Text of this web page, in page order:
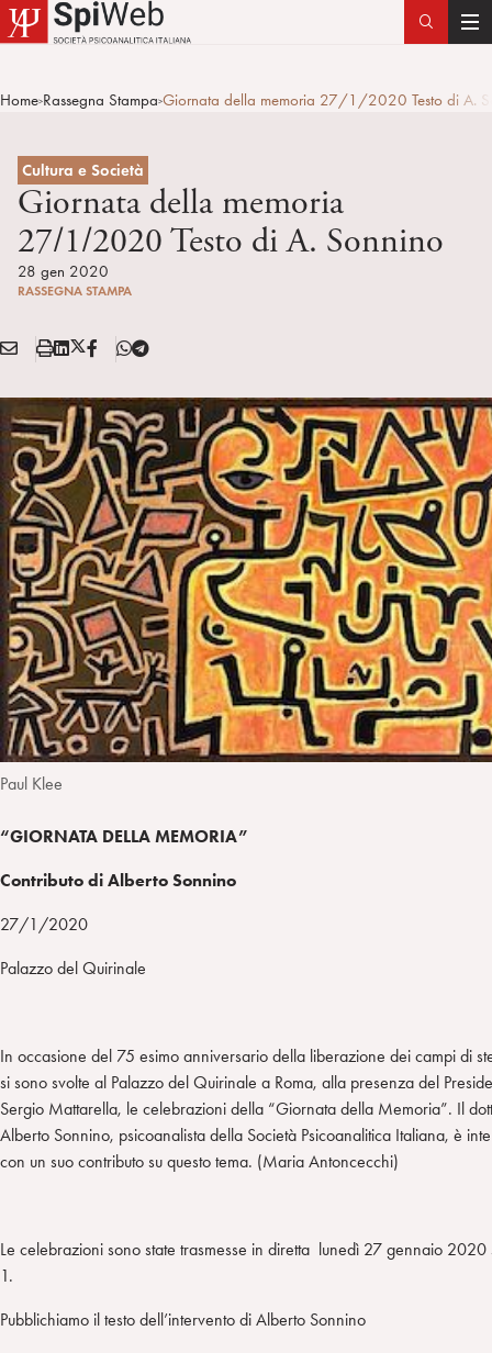
T
g
o
n
Home>Rassegna Stampa>Giornata della memoria 27/1/2020 Testo di A.
Cultura e Società
Giornata della memoria
27/1/2020 Testo di A. Sonnino
28 gen 2020
RASSEGNA STAMPA
Condividi:
E
A
I
L
S
a
m
p
a
L
n
k
e
d
i
n
X
T
w
i
t
t
e
r
F
T
l
e
g
r
a
m
Paul Klee
“GIORNATA DELLA MEMORIA”
Contributo di Alberto Sonnino
27/1/2020
Palazzo del Quirinale
In occasione del 75 esimo anniversario della liberazione dei campi di
si sono svolte al Palazzo del Quirinale a Roma, alla presenza del
Sergio Mattarella, le celebrazioni della “Giornata della Memoria”. Il
Alberto Sonnino, psicoanalista della Società Psicoanalitica Italiana, è
con un suo contributo su questo tema. (Maria Antoncecchi)
Le celebrazioni sono state trasmesse in diretta lunedì 27 gennaio 2020
1.
Pubblichiamo il testo dell’intervento di Alberto Sonnino